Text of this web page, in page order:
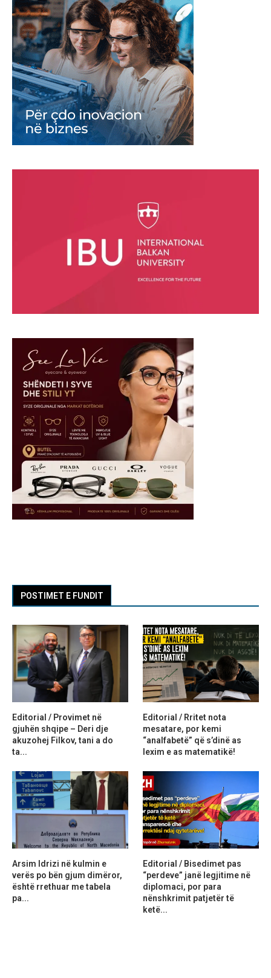
POSTIMET E FUNDIT
Editorial / Provimet në
gjuhën shqipe – Deri dje
akuzohej Filkov, tani a do
ta...
Editorial / Rritet nota
mesatare, por kemi
“analfabetë” që s’dinë as
lexim e as matematikë!
Arsim Idrizi në kulmin e
verës po bën gjum dimëror,
është rrethuar me tabela
pa...
Editorial / Bisedimet pas
“perdeve” janë legjitime në
diplomaci, por para
nënshkrimit patjetër të
ketë...